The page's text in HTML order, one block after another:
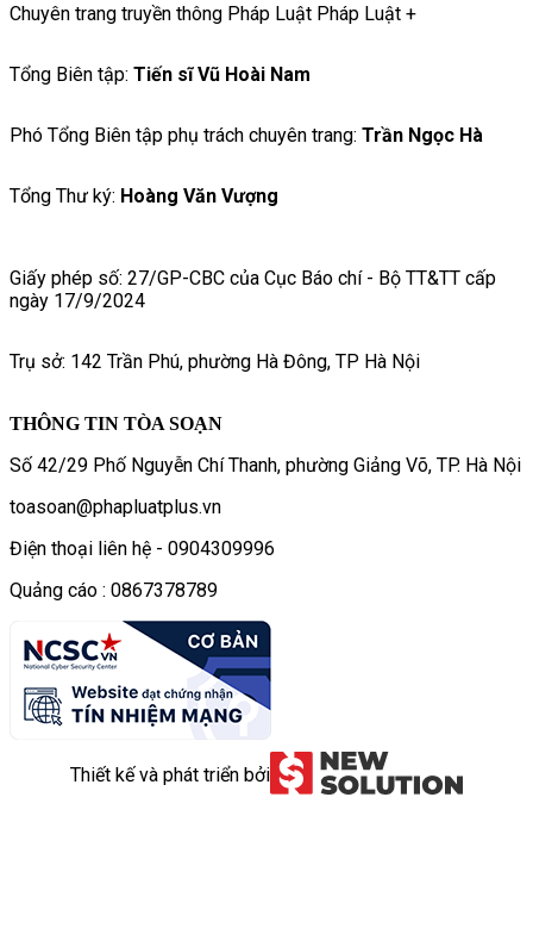
Chuyên trang truyền thông Pháp Luật Pháp Luật +
Tổng Biên tập: Tiến sĩ Vũ Hoài Nam
Phó Tổng Biên tập phụ trách chuyên trang: Trần Ngọc Hà
Tổng Thư ký: Hoàng Văn Vượng
Giấy phép số: 27/GP-CBC của Cục Báo chí - Bộ TT&TT cấp
ngày 17/9/2024
Trụ sở: 142 Trần Phú, phường Hà Đông, TP Hà Nội
THÔNG TIN TÒA SOẠN
Số 42/29 Phố Nguyễn Chí Thanh, phường Giảng Võ, TP. Hà Nội
toasoan@phapluatplus.vn
Điện thoại liên hệ - 0904309996
Quảng cáo : 0867378789
Thiết kế và phát triển bởi